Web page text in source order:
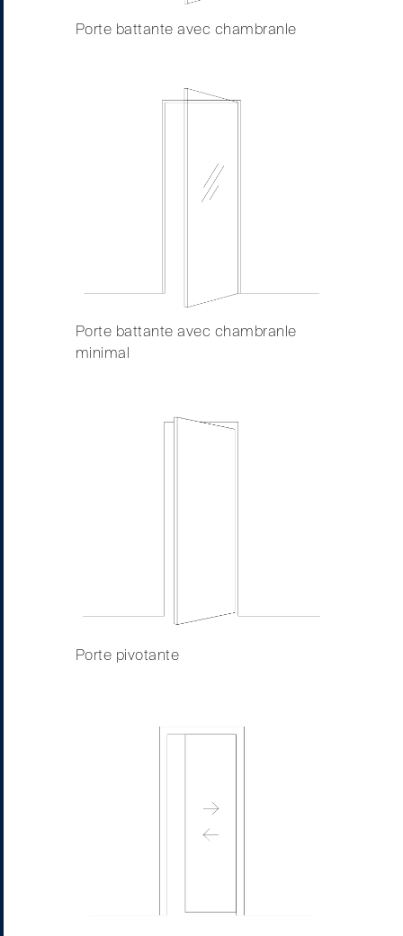
Porte battante avec chambranle
Porte battante avec chambranle
minimal
Porte pivotante